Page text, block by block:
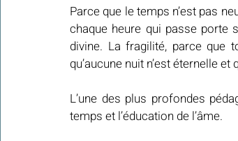
Parce que le temps n’est pas
chaque heure qui passe porte
divine. La fragilité, parce que
qu’aucune nuit n’est éternelle
L’une des plus profondes
temps et l’éducation de l’âme.